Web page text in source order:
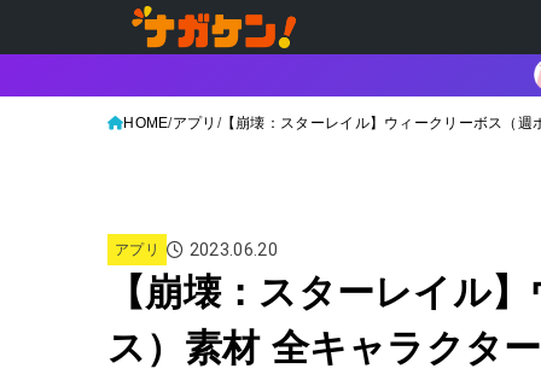
HOME アプリ 【崩壊：スターレイル】ウィークリーボス（
アプリ 2023.06.20
【崩壊：スターレイル
ス）素材 全キャラクタ